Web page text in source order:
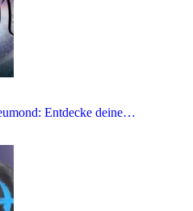
Ent­decke deine…